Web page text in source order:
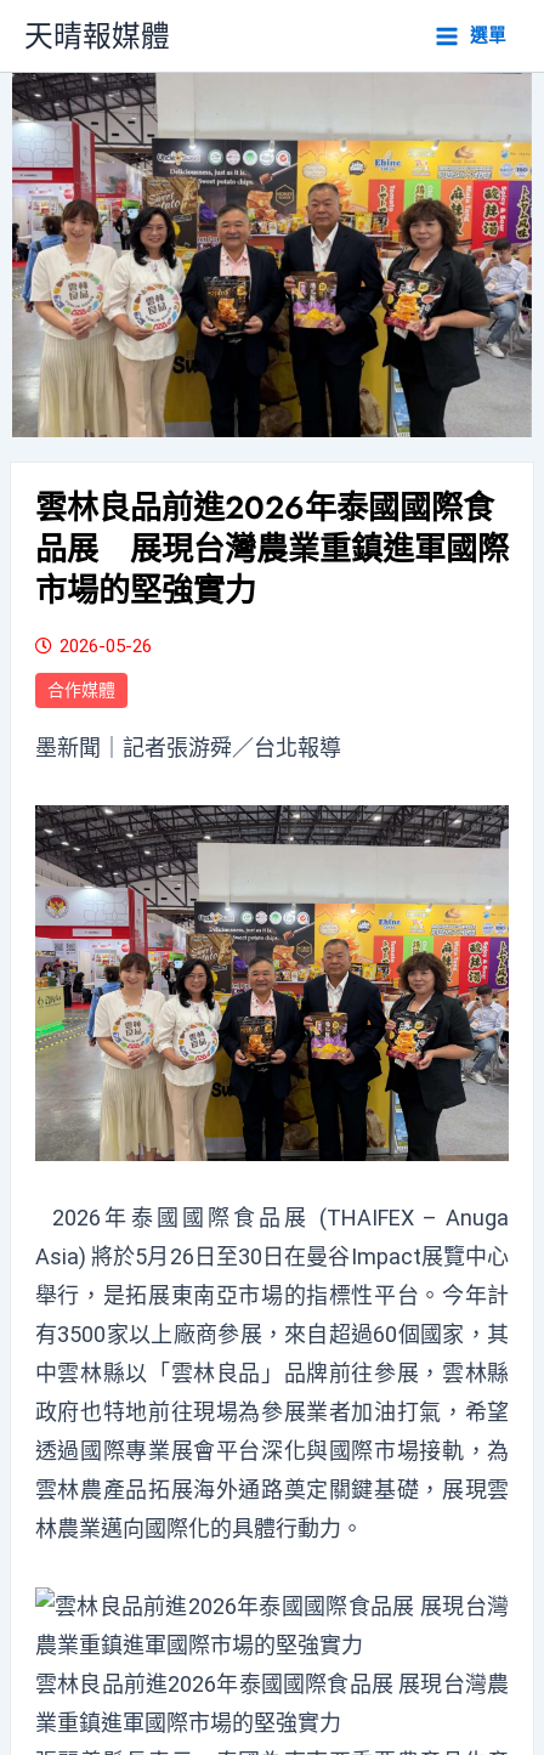
主
要
內
天晴報媒體 選單
雲林良品前進2026年泰國國際食
品展 展現台灣農業重鎮進軍國際
市場的堅強實力
2026-05-26
合作媒體
墨新聞 ｜記者張游舜／台北報導
2026年泰國國際食品展 (THAIFEX – Anuga
Asia) 將於5月26日至30日在曼谷Impact展覽中心
舉行，是拓展東南亞市場的指標性平台。今年計
有3500家以上廠商參展，來自超過60個國家，其
中雲林縣以「雲林良品」品牌前往參展，雲林縣
政府也特地前往現場為參展業者加油打氣，希望
透過國際專業展會平台深化與國際市場接軌，為
雲林農產品拓展海外通路奠定關鍵基礎，展現雲
林農業邁向國際化的具體行動力。
雲林良品前進2026年泰國國際食品展 展現台灣農
業重鎮進軍國際市場的堅強實力